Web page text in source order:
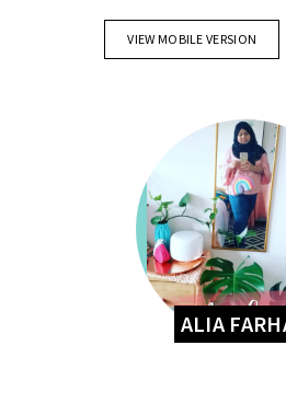
VIEW MOBILE VERSION
ALIA